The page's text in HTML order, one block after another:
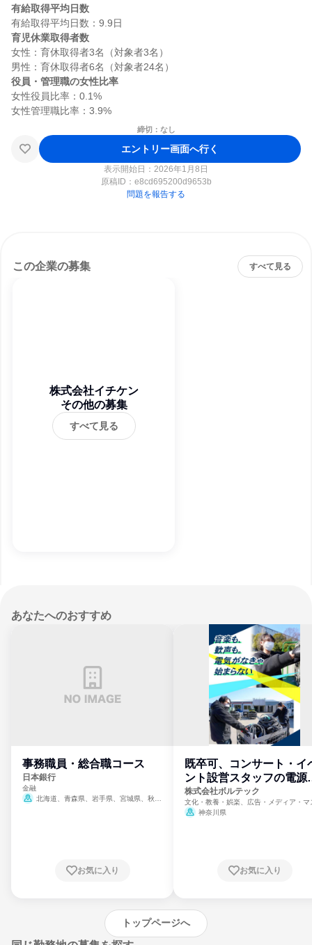
有給取得平均日数
育児休業取得者数
女性：育休取得者3名（対象者3名）
役員・管理職の女性比率
女性役員比率：0.1%
締切：なし
エントリー画面へ行く
表示開始日：2026年1月8日
原稿ID： e8cd695200d9653b
問題を報告する
この企業の募集 すべて見る
株式会社イチケン
その他の募集
すべて見る
あなたへのおすすめ
事務職員・総合職コース
日本銀行
金融
北海道、青森県、岩手県、宮城県、秋田
崎県、熊本県、大分県、宮崎県、鹿児島県、
お気に入り
既卒可、コンサート・イ
ント設営スタッフの電源
門
株式会社ボルテック
文化・教養・娯楽、広告・メディア・マ
ミ、電力・ガス・水道・エネルギー
神奈川県
お気に入り
トップページへ